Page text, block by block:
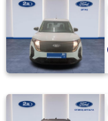
OPEL
PEUGEOT
RENAULT
SEAT
SSANGYONG